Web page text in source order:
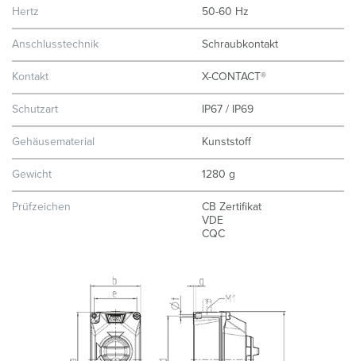
Hertz 50-60 Hz
Anschlusstechnik Schraubkontakt
Kontakt X-CONTACT®
Schutzart IP67 / IP69
Gehäusematerial Kunststoff
Gewicht 1280 g
Prüfzeichen
CB Zertifikat
VDE
CQC